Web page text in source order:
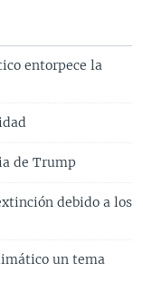
entorpece la
de Trump
debido a los
un tema